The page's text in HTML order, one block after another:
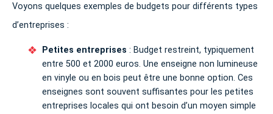
Voyons quelques exemples de budgets pour différents types
d’entreprises :
Petites entreprises : Budget restreint, typiquement
entre 500 et 2000 euros. Une enseigne non lumineuse
en vinyle ou en bois peut être une bonne option. Ces
enseignes sont souvent suffisantes pour les petites
entreprises locales qui ont besoin d’un moyen simple